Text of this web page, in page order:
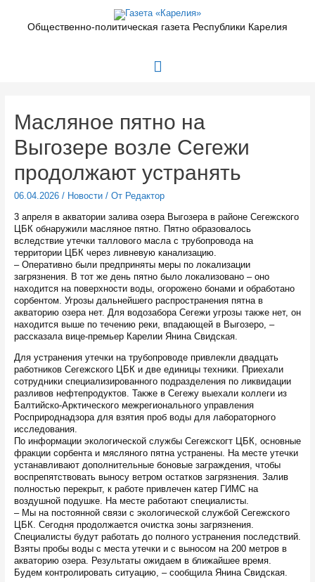
содержимомуОбщественно-политическая газета Республики Карелия
Главное
Масляное пятно на
Выгозере возле Сегежи
продолжают устранять
06.04.2026/ Новости/ От Редактор
3 апреля в акватории залива озера Выгозера в районе Сегежского
ЦБК обнаружили масляное пятно. Пятно образовалось
вследствие утечки таллового масла с трубопровода на
территории ЦБК через ливневую канализацию.
– Оперативно были предприняты меры по локализации
загрязнения. В тот же день пятно было локализовано – оно
находится на поверхности воды, огорожено бонами и обработано
сорбентом. Угрозы дальнейшего распространения пятна в
акваторию озера нет. Для водозабора Сегежи угрозы также нет, он
находится выше по течению реки, впадающей в Выгозеро, –
рассказала вице-премьер Карелии Янина Свидская.
Для устранения утечки на трубопроводе привлекли двадцать
работников Сегежского ЦБК и две единицы техники. Приехали
сотрудники специализированного подразделения по ликвидации
разливов нефтепродуктов. Также в Сегежу выехали коллеги из
Балтийско-Арктического межрегионального управления
Росприроднадзора для взятия проб воды для лабораторного
исследования.
По информации экологической службы Сегежскогт ЦБК, основные
фракции сорбента и мясляного пятна устранены. На месте утечки
устанавливают дополнительные боновые заграждения, чтобы
воспрепятствовать выносу ветром остатков загрязнения. Залив
полностью перекрыт, к работе привлечен катер ГИМС на
воздушной подушке. На месте работают специалисты.
– Мы на постоянной связи с экологической службой Сегежского
ЦБК. Сегодня продолжается очистка зоны загрязнения.
Специалисты будут работать до полного устранения последствий.
Взяты пробы воды с места утечки и с выносом на 200 метров в
акваторию озера. Результаты ожидаем в ближайшее время.
Будем контролировать ситуацию, – сообщила Янина Свидская.